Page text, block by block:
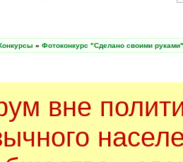
» Фотоконкурс "Сделано своими руками"
вне